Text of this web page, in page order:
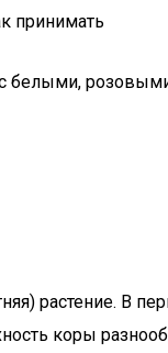
принимать
белыми,
растение. В
коры